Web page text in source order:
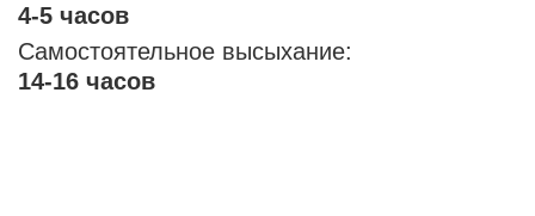
4-5 часов
Самостоятельное высыхание:
14-16 часов